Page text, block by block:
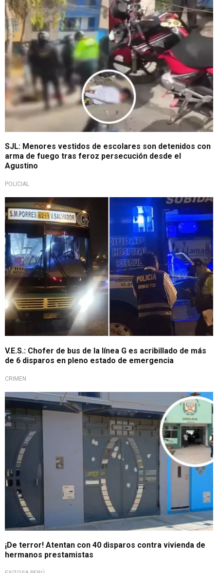
SJL: Menores vestidos de escolares son detenidos con
arma de fuego tras feroz persecución desde el
Agustino
POLICIAL
En horas de la noche
V.E.S.: Chofer de bus de la línea G es acribillado de más
de 6 disparos en pleno estado de emergencia
CRIMEN
Violencia en Chiclayo
¡De terror! Atentan con 40 disparos contra vivienda de
hermanos prestamistas